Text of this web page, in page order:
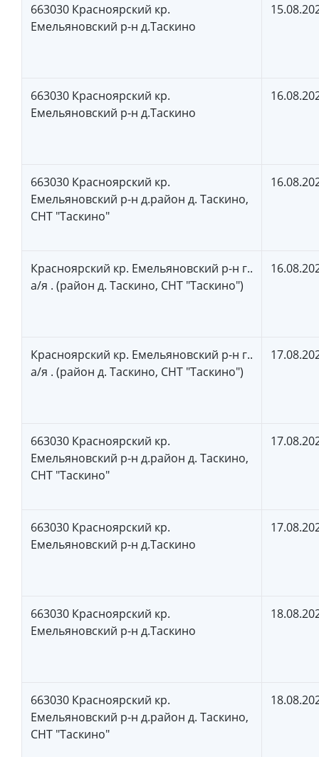
663030 Красноярский кр.
Емельяновский р-н д.Таскино
663030 Красноярский кр.
Емельяновский р-н д.Таскино
663030 Красноярский кр.
Емельяновский р-н д.район д. Таскино,
СНТ "Таскино"
Красноярский кр. Емельяновский р-н г..
а/я . (район д. Таскино, СНТ "Таскино")
Красноярский кр. Емельяновский р-н г..
а/я . (район д. Таскино, СНТ "Таскино")
663030 Красноярский кр.
Емельяновский р-н д.район д. Таскино,
СНТ "Таскино"
663030 Красноярский кр.
Емельяновский р-н д.Таскино
663030 Красноярский кр.
Емельяновский р-н д.Таскино
663030 Красноярский кр.
Емельяновский р-н д.район д. Таскино,
СНТ "Таскино"